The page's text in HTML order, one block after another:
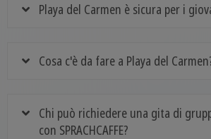
Playa del Carmen è sicura per i
Cosa c'è da fare a Playa del
Chi può richiedere una gita di
con SPRACHCAFFE?